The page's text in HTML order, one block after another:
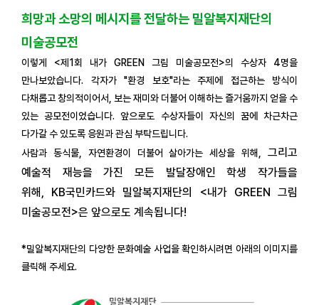
희망과 소망의 메시지를 전달하는 밀알복지재단의
미술공모전
이렇게 <제1회 내가 GREEN 그림 미술공모전>의 수상자 4명을
만나보았습니다. 각자가 "환경 보호"라는 주제에 접근하는 방식이
다채롭고 창의적이어서, 보는 재미와 더불어 이해하는 즐거움까지 얻을 수
있는 공모전이었습니다. 앞으로도 수상자들이 자신의 꿈에 차근차근
다가갈 수 있도록 응원과 관심 부탁드립니다.
사람과 동식물, 자연환경이 더불어 살아가는 세상을 위해, 그리고
예술적 재능을 가진 모든 발달장애인 학생 작가들을
위해, KB국민카드와 밀알복지재단의 <내가 GREEN 그림
미술공모전>은 앞으로도 계속됩니다!
*밀알복지재단의 다양한 문화예술 사업을 확인하시려면 아래의 이미지를
클릭해 주세요.